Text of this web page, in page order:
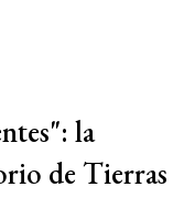
la
de Tierras